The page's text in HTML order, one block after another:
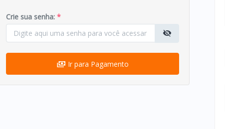
Crie sua senha: *
Ir para Pagamento